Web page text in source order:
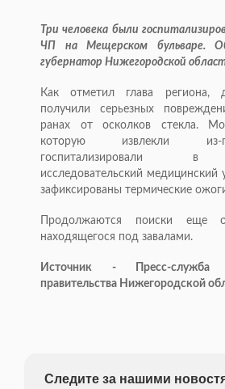
Три человека были
ЧП на Мещерском бульваре.
губернатор Нижегородской
Как отметил глава региона,
получили серьезных
ранах от осколков стекла.
которую извлекли из-
госпитализировали в
исследовательский медицинский
зафиксированы термические
Продолжаются поиски еще
находящегося под завалами.
Источник - Пресс-служба
правительства Нижегородской
Следите за нашими